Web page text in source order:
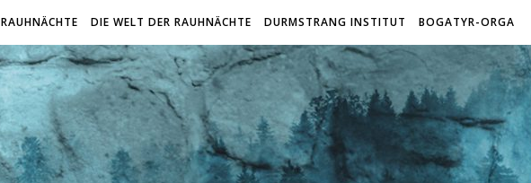
RAUHNÄCHTE DIE WELT DER RAUHNÄCHTE DURMSTRANG INSTITUT BOGATYR-ORGA